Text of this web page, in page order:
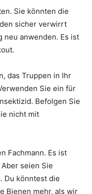
Sie könnten die
sicher verwirrt
neu anwenden. Es ist
das Truppen in Ihr
Sie ein für
Befolgen Sie
nicht mit
Fachmann. Es ist
seien Sie
Du könntest die
Bienen mehr, als wir